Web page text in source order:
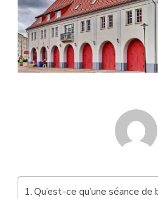
Qu’est-ce qu’une séance